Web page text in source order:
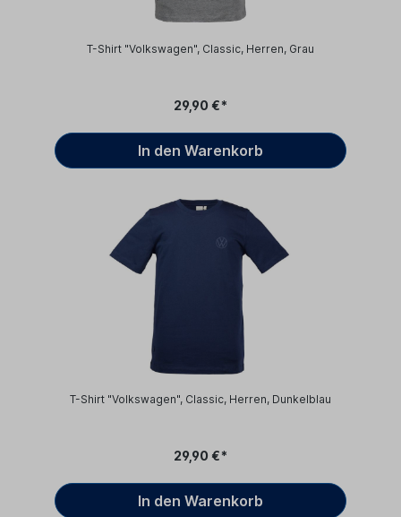
T-Shirt "Volkswagen", Classic, Herren, Grau
29,90 €*
In den Warenkorb
T-Shirt "Volkswagen", Classic, Herren, Dunkelblau
29,90 €*
In den Warenkorb